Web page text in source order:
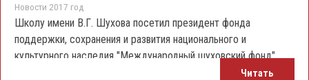
Новости 2017 год
Школу имени В.Г. Шухова посетил президент фонда
поддержки, сохранения и развития национального и
культурного наследия "Международный шуховский фонд"
Читать